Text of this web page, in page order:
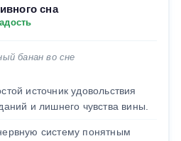
сна
банан во сне
источник удовольствия
и лишнего чувства вины.
систему понятным